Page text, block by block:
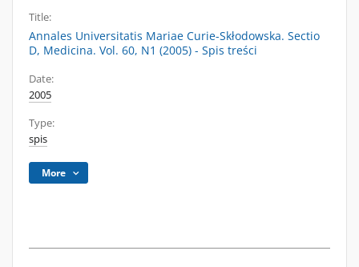
Title:
Annales Universitatis Mariae Curie-Skłodowska. Sectio
D, Medicina. Vol. 60, N1 (2005) - Spis treści
Date:
2005
Type:
spis
More